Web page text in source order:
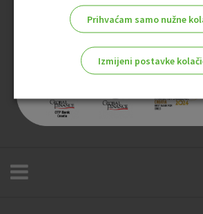
Prihvaćam samo nužne
Izmijeni postavke